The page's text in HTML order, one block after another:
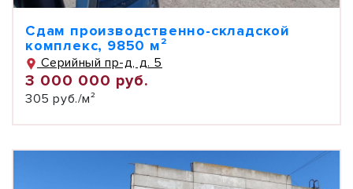
Сдам производственно-складской
комплекс, 9850 м²
Серийный пр-д, д. 5
3 000 000 руб.
305 руб./м²